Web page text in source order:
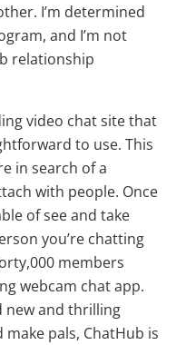
I’m determined
and I’m not
relationship
video chat site that
to use. This
in search of a
with people. Once
of see and take
you’re chatting
members
webcam chat app.
new and thrilling
pals, ChatHub is